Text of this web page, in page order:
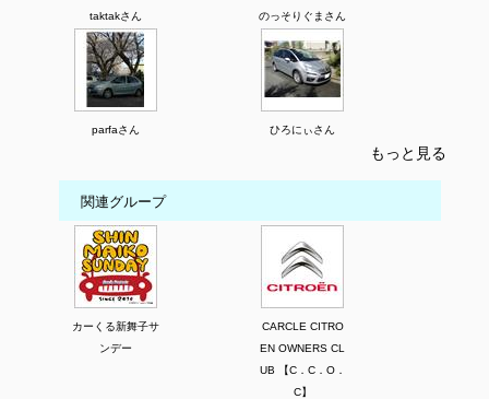
taktakさん のっそりぐまさん
parfaさん ひろにぃさん
もっと見る
関連グループ
カーくる新舞子サ
ンデー
CARCLE CITRO
EN OWNERS CL
UB 【C．C．O．
C】